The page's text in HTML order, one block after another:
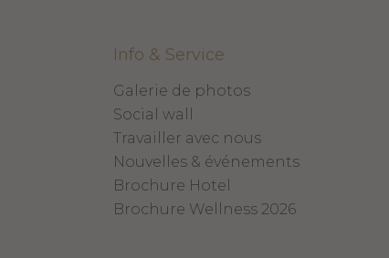
Info & Service
Galerie de photos
Social wall
Travailler avec nous
Nouvelles & événements
Brochure Hotel
Brochure Wellness 2026